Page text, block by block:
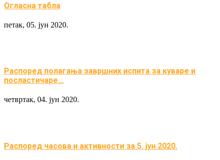
Огласна табла
петак, 05. јун 2020.
Распоред полагања завршних испита за куваре и
посластичаре…
четвртак, 04. јун 2020.
Распоред часова и активности за 5. јун 2020.